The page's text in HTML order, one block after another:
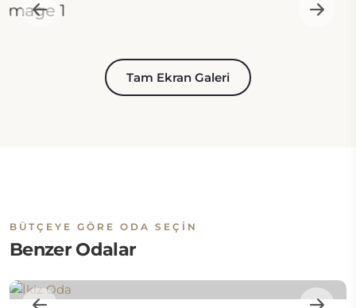
Tam Ekran Galeri
BÜTÇEYE GÖRE ODA SEÇIN
Benzer Odalar